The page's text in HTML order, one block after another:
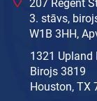
207 Regent
3. stāvs,
W1B 3HH,
1321 Upland
Birojs 3819
Houston, TX